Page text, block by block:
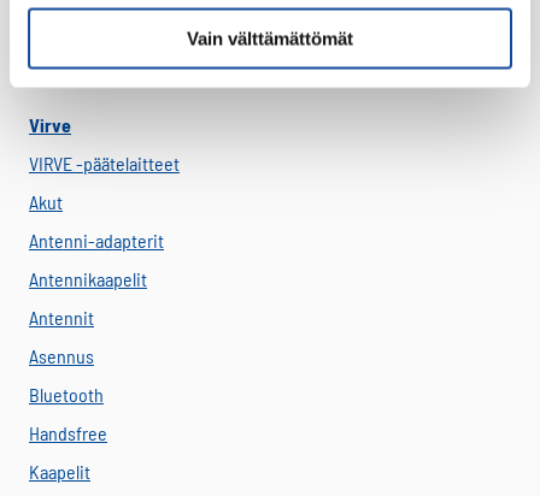
Vain välttämättömät
Varavirtalähteet
Virve
VIRVE -päätelaitteet
Akut
Antenni-adapterit
Antennikaapelit
Antennit
Asennus
Bluetooth
Handsfree
Kaapelit